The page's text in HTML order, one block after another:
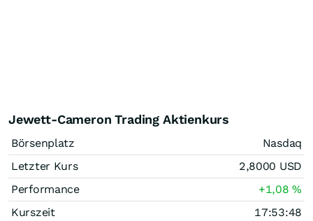
Jewett-Cameron Trading Aktienkurs
Börsenplatz
Nasdaq
Letzter Kurs
2,8000 USD
Performance
+1,08%
Kurszeit
17:53:48